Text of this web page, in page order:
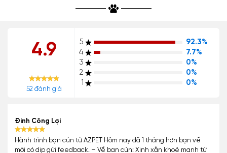
4.9
52 đánh giá
5
92.3%
4
7.7%
3
0%
2
0%
1
0%
Đinh Công Lợi
Hành trình bạn cún từ AZPET Hôm nay đã 1 tháng hơn bạn về
mới có dịp gửi feedback. – Về bạn cún: Xinh xắn khoẻ mạnh từ